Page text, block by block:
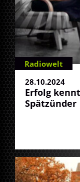
Radiowelt
28.10.2024
Erfolg
Spätzünder